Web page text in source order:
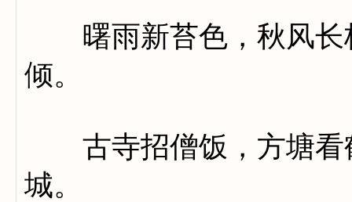
曙雨新苔色，秋风长
倾。
古寺招僧饭，方塘看
城。